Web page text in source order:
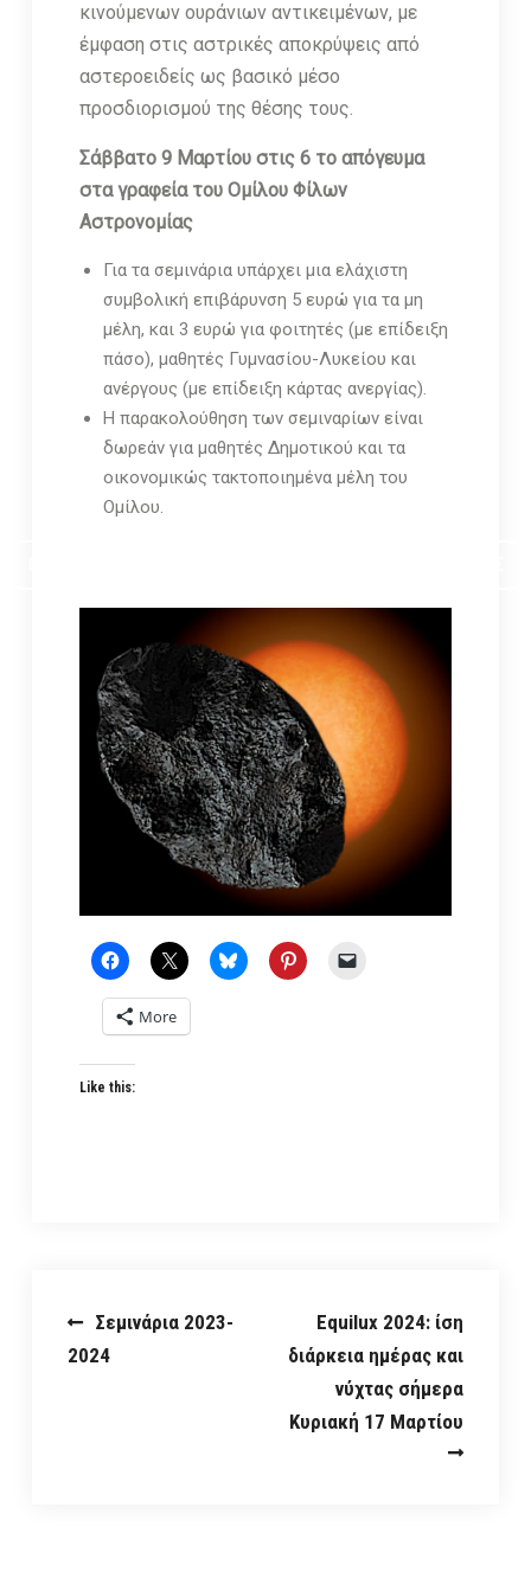
κινούμενων ουράνιων αντικειμένων, με
έμφαση στις αστρικές αποκρύψεις από
αστεροειδείς ως βασικό μέσο
προσδιορισμού της θέσης τους.
Σάββατο 9 Μαρτίου στις 6 το απόγευμα
στα γραφεία του Ομίλου Φίλων
Αστρονομίας
Για τα σεμινάρια υπάρχει μια ελάχιστη
συμβολική επιβάρυνση 5 ευρώ για τα μη
μέλη, και 3 ευρώ για φοιτητές (με επίδειξη
πάσο), μαθητές Γυμνασίου-Λυκείου και
ανέργους (με επίδειξη κάρτας ανεργίας).
Η παρακολούθηση των σεμιναρίων είναι
δωρεάν για μαθητές Δημοτικού και τα
οικονομικώς τακτοποιημένα μέλη του
Ομίλου.
More
Like this:
Post
navigation
Σεμινάρια 2023-
2024
Equilux 2024: ίση
διάρκεια ημέρας και
νύχτας σήμερα
Κυριακή 17 Μαρτίου